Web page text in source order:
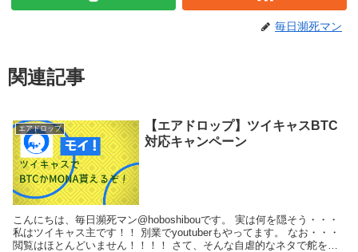
毎日瀕死マン
関連記事
エアドロップ
【エアドロップ】ツイキャスBTC
対応キャンペーン
こんにちは、毎日瀕死マン@hoboshibouです。 実は何を隠そう・・・
私はツイキャス主です！！ 別業でyoutuberもやってます。 なお・・・
閲覧はほとんどいません！！！！ さて、そんな自虐的なネタで舵をき